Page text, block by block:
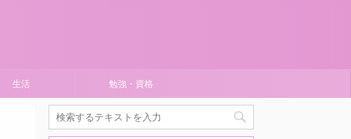
生活 勉強・資格